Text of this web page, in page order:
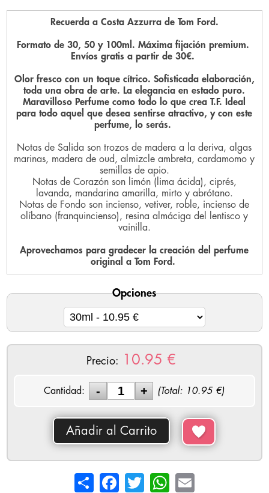
Recuerda a Costa Azzurra de Tom Ford.
Formato de 30, 50 y 100ml. Máxima fijación premium.
Envíos gratis a partir de 30€.
Olor fresco con un toque cítrico. Sofisticada elaboración,
toda una obra de arte. La elegancia en estado puro.
Maravilloso Perfume como todo lo que crea T.F. Ideal
para todo aquel que desea sentirse atractivo, y con este
perfume, lo serás.
Notas de Salida son trozos de madera a la deriva, algas
marinas, madera de oud, almizcle ambreta, cardamomo y
semillas de apio.
Notas de Corazón son limón (lima ácida), ciprés,
lavanda, mandarina amarilla, mirto y abrótano.
Notas de Fondo son incienso, vetiver, roble, incienso de
olíbano (franquincienso), resina almáciga del lentisco y
vainilla.
Aprovechamos para gradecer la creación del perfume
original a Tom Ford.
Opciones
Precio: 10.95 €
Cantidad: (Total: 10.95€)
Añadir al Carrito
Share FacebookTwitterWhatsApp
Email